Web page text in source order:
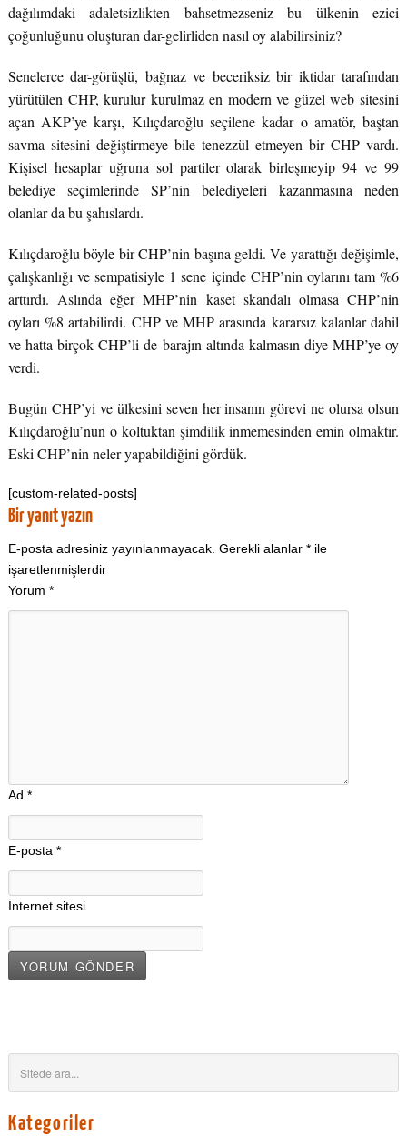
dağılımdaki adaletsizlikten bahsetmezseniz bu ülkenin ezici
çoğunluğunu oluşturan dar-gelirliden nasıl oy alabilirsiniz?
Senelerce dar-görüşlü, bağnaz ve beceriksiz bir iktidar tarafından
yürütülen CHP, kurulur kurulmaz en modern ve güzel web sitesini
açan AKP’ye karşı, Kılıçdaroğlu seçilene kadar o amatör, baştan
savma sitesini değiştirmeye bile tenezzül etmeyen bir CHP vardı.
Kişisel hesaplar uğruna sol partiler olarak birleşmeyip 94 ve 99
belediye seçimlerinde SP’nin belediyeleri kazanmasına neden
olanlar da bu şahıslardı.
Kılıçdaroğlu böyle bir CHP’nin başına geldi. Ve yarattığı değişimle,
çalışkanlığı ve sempatisiyle 1 sene içinde CHP’nin oylarını tam %6
arttırdı. Aslında eğer MHP’nin kaset skandalı olmasa CHP’nin
oyları %8 artabilirdi. CHP ve MHP arasında kararsız kalanlar dahil
ve hatta birçok CHP’li de barajın altında kalmasın diye MHP’ye oy
verdi.
Bugün CHP’yi ve ülkesini seven her insanın görevi ne olursa olsun
Kılıçdaroğlu’nun o koltuktan şimdilik inmemesinden emin olmaktır.
Eski CHP’nin neler yapabildiğini gördük.
[custom-related-posts]
Bir yanıt yazın
E-posta adresiniz yayınlanmayacak. Gerekli alanlar *ile
işaretlenmişlerdir
Yorum *
Ad *
E-posta *
İnternet sitesi
Kategoriler